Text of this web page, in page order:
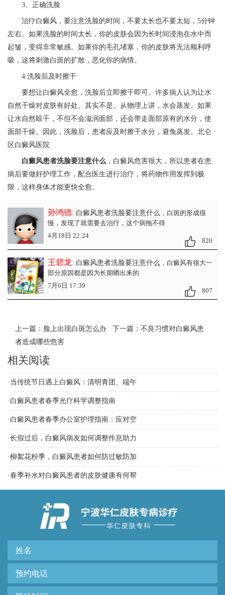
3、正确洗脸
治疗白癜风，要注意洗脸的时间，不要太长也不要太短，5分钟
左右。如果洗脸的时间太长，你的皮肤会因为长时间浸泡在水中而
起皱，变得非常敏感。如果你的毛孔堵塞，你的皮肤将无法顺利呼
吸，这将刺激白斑的扩散，恶化你的病情。
4.洗脸后及时擦干
要想让白癜风全愈，洗脸后立即擦干即可。许多病人认为让水
自然干燥对皮肤有好处。其实不是。从物理上讲，水会蒸发。如果
让水自然晾干，不但不会滋润面部，还会带走面部原有的水分，使
面部干燥。因此，洗脸后，患者应及时擦干水分，避免蒸发。北仑
区白癜风医院
白癜风患者洗脸要注意什么 ，白癜风危害很大，所以患者在患
病后要做好护理工作，配合医生进行治疗，将药物作用发挥到极
限，这样身体才能更快全愈。
孙鸿德: 白癜风患者洗脸要注意什么 ，白斑的形成很
慢，发现了就需要去治疗，这个病拖不得
4月18日 22:24
820
王碧龙: 白癜风患者洗脸要注意什么 ，白癜风有很大一
部分原因都是因为长期晒出来的
7月6日 17:39
807
上一篇： 脸上出现白斑怎么办 下一篇： 不良习惯对白癜风患
者造成哪些危害
相关阅读
· 当传统节日遇上白癜风：清明青团、端午
· 白癜风患者春季光疗科学调整指南
· 白癜风患者春季办公室护理指南：应对空
·长假过后，白癜风病友如何调整作息助力
·柳絮花粉季，白癜风患者如何防过敏防加
·春季补水对白癜风患者的皮肤健康有何帮